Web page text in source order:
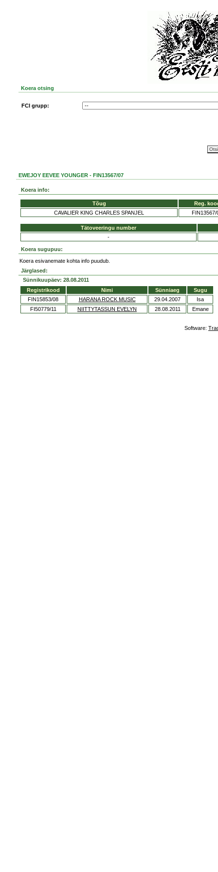
Koera otsing
FCI grupp:
EWEJOY EEVEE YOUNGER - FIN13567/07
Koera info:
Tõug
Reg.
CAVALIER KING CHARLES SPANJEL
FIN13567/
Tätoveeringu number
-
Koera sugupuu:
Koera esivanemate kohta info puudub.
Järglased:
Sünnikuupäev: 28.08.2011
Registrikood
Nimi Sünniaeg
Sugu
FIN15853/08
HARANA ROCK MUSIC 29.04.2007
Isa
FI50779/11
NIITTYTASSUN EVELYN 28.08.2011 Emane
Software: